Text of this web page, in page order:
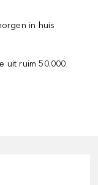
in huis
uit ruim 50.000